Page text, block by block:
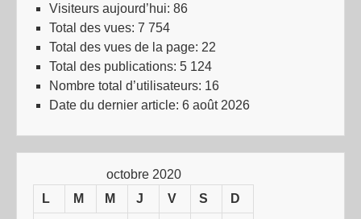
Visiteurs aujourd’hui: 86
Total des vues: 7 754
Total des vues de la page: 22
Total des publications: 5 124
Nombre total d’utilisateurs: 16
Date du dernier article: 6 août 2026
octobre 2020
L
M M J V S D